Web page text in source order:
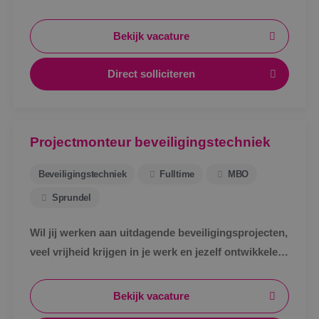
Bekijk vacature
Direct solliciteren
Projectmonteur beveiligingstechniek
Beveiligingstechniek Fulltime MBO
Sprundel
Wil jij werken aan uitdagende beveiligingsprojecten,
veel vrijheid krijgen in je werk en jezelf ontwikkelen
Bekijk vacature